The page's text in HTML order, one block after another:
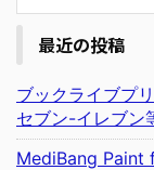
最近の投稿
ブックライブプ
セブン-イレブン
MediBang Paint